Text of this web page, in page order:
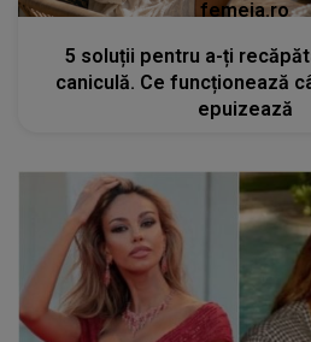
femeia.ro
5 soluții pentru a-ți
caniculă. Ce funcționează
epuizează